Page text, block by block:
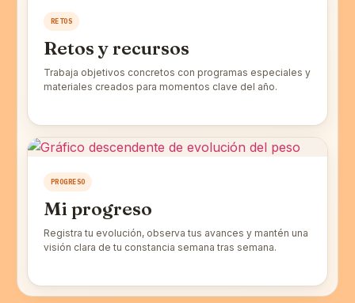
RETOS
Retos y recursos
Trabaja objetivos concretos con programas especiales y
materiales creados para momentos clave del año.
PROGRESO
Mi progreso
Registra tu evolución, observa tus avances y mantén una
visión clara de tu constancia semana tras semana.